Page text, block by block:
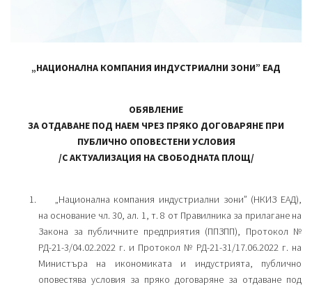
„НАЦИОНАЛНА КОМПАНИЯ ИНДУСТРИАЛНИ ЗОНИ” ЕАД
ОБЯВЛЕНИЕ
ЗА ОТДАВАНЕ ПОД НАЕМ ЧРЕЗ ПРЯКО ДОГОВАРЯНЕ ПРИ
ПУБЛИЧНО ОПОВЕСТЕНИ УСЛОВИЯ
/С АКТУАЛИЗАЦИЯ НА СВОБОДНАТА ПЛОЩ/
„Национална компания индустриални зони” (НКИЗ ЕАД),
на основание чл. 30, ал. 1, т. 8 от Правилника за прилагане на
Закона за публичните предприятия (ППЗПП), Протокол №
РД-21-3/04.02.2022 г. и Протокол № РД-21-31/17.06.2022 г. на
Министъра на икономиката и индустрията, публично
оповестява условия за пряко договаряне за отдаване под